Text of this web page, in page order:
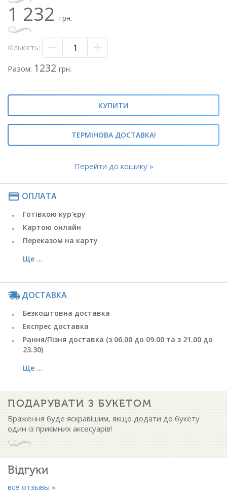
1 232 грн.
Кількість:
Разом: 1232 грн.
КУПИТИ
ТЕРМІНОВА ДОСТАВКА!
Перейти до кошику »
payment ОПЛАТА
Готівкою кур'єру
Картою онлайн
Переказом на карту
Ще ...
ДОСТАВКА
Безкоштовна доставка
Експрес доставка
Рання/Пізня доставка (з 06.00 до 09.00 та з 21.00 до
23.30)
Ще ...
ПОДАРУВАТИ З БУКЕТОМ
Враження буде яскравішим, якщо додати до букету
один із приємних аксесуарів!
Відгуки
все отзывы »